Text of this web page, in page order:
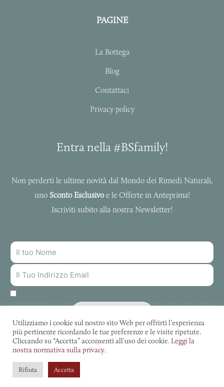
a
g
a
b
o
k
PAGINE
La Bottega
Blog
Contattaci
Privacy policy
Entra nella #BSfamily!
Non perderti le ultime novità dal Mondo dei Rimedi Naturali,
uno Sconto Esclusivoe le Offerte in Anteprima!
Iscriviti subito alla nostra Newsletter!
NOME
INDIRIZZO
MAIL
La Bottega Delle Spezie © 2022. Tutti diritti riservati. | P. IVA: 01032900324
Utilizziamo i cookie sul nostro sito Web per offrirti l'esperienza
più pertinente ricordando le tue preferenze e le visite ripetute.
Cliccando su “Accetta” acconsenti all'uso dei cookie.Leggi la
nostra normativa sulla privacy.
Rifiuta Accetta